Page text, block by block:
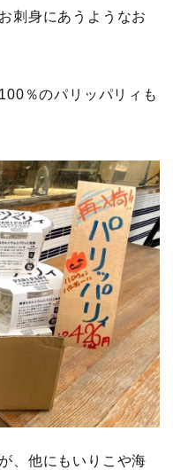
刺身にあうようなお
％のパリッパリィも
、他にもいりこや海